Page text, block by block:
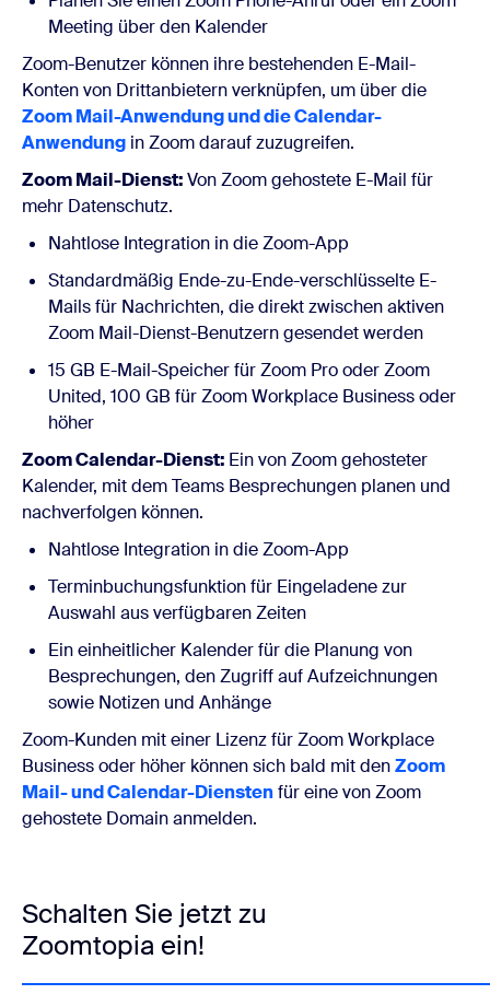
Meeting über den Kalender
Zoom-Benutzer können ihre bestehenden E-Mail-
Konten von Drittanbietern verknüpfen, um über die
Zoom Mail-Anwendung und die Calendar-
Anwendung in Zoom darauf zuzugreifen.
Zoom Mail-Dienst:Von Zoom gehostete E-Mail für
mehr Datenschutz.
Nahtlose Integration in die Zoom-App
Standardmäßig Ende-zu-Ende-verschlüsselte E-
Mails für Nachrichten, die direkt zwischen aktiven
Zoom Mail-Dienst-Benutzern gesendet werden
15 GB E-Mail-Speicher für Zoom Pro oder Zoom
United, 100 GB für Zoom Workplace Business oder
höher
Zoom Calendar-Dienst: Ein von Zoom gehosteter
Kalender, mit dem Teams Besprechungen planen und
nachverfolgen können.
Nahtlose Integration in die Zoom-App
Terminbuchungsfunktion für Eingeladene zur
Auswahl aus verfügbaren Zeiten
Ein einheitlicher Kalender für die Planung von
Besprechungen, den Zugriff auf Aufzeichnungen
sowie Notizen und Anhänge
Zoom-Kunden mit einer Lizenz für Zoom Workplace
Business oder höher können sich bald mit denZoom
Mail- und Calendar-Dienstenfür eine von Zoom
gehostete Domain anmelden.
Schalten Sie jetzt zu
Zoomtopia ein!